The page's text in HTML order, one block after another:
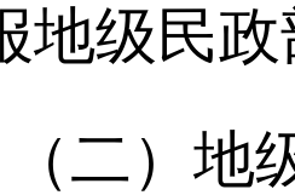
地级民
（二）地